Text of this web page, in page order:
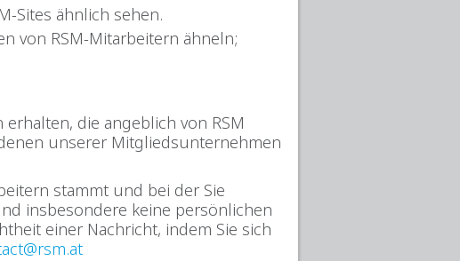
Sites ähnlich sehen.
von RSM-Mitarbeitern ähneln;
die angeblich von RSM
unserer Mitgliedsunternehmen
stammt und bei der Sie
insbesondere keine persönlichen
einer Nachricht, indem Sie sich